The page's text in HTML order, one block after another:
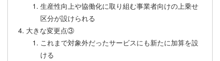
生産性向上や協働化に取り組む事業者向けの上乗せ
区分が設けられる
大きな変更点③
これまで対象外だったサービスにも新たに加算を設
ける